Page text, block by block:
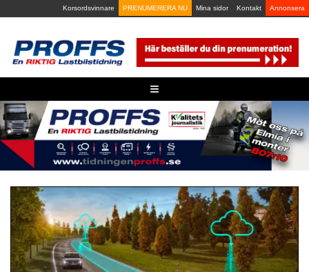
to
Korsordsvinnare PRENUMERERA NU Mina sidor Kontakt Annonsera
≡